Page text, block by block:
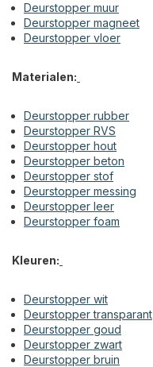
Deurstopper muur
Deurstopper magneet
Deurstopper vloer
Materialen:
Deurstopper rubber
Deurstopper RVS
Deurstopper hout
Deurstopper beton
Deurstopper stof
Deurstopper messing
Deurstopper leer
Deurstopper foam
Kleuren:
Deurstopper wit
Deurstopper transparant
Deurstopper goud
Deurstopper zwart
Deurstopper bruin